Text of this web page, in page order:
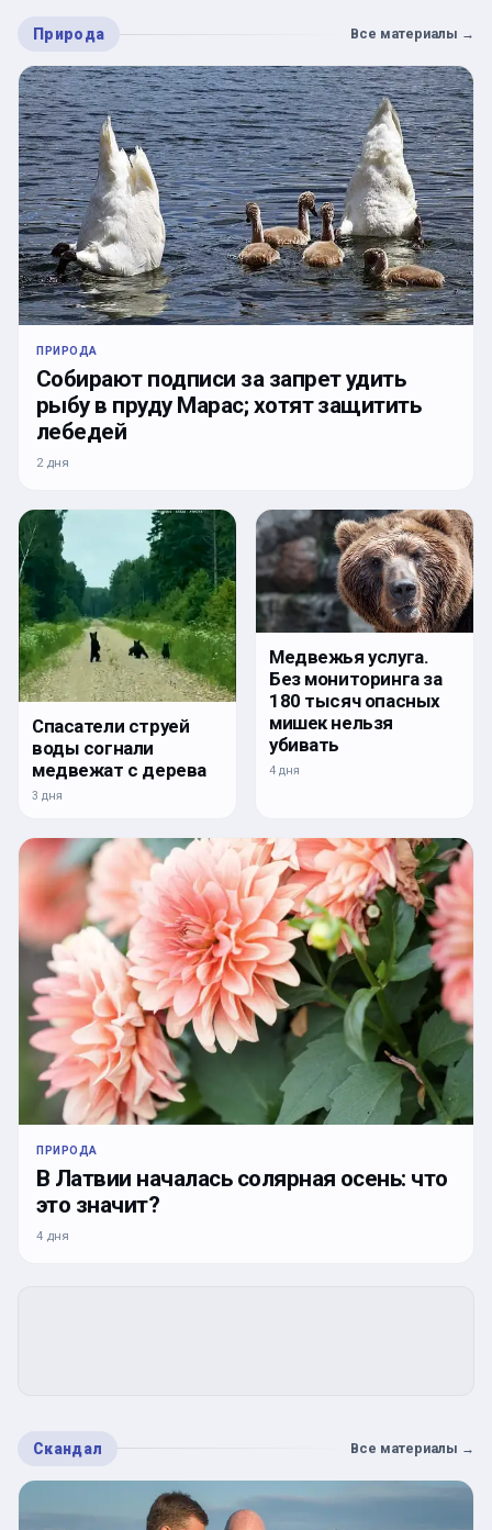
Природа Все материалы →
ПРИРОДА
Собирают подписи за запрет удить
рыбу в пруду Марас; хотят защитить
лебедей
2 дня
Спасатели струей
воды согнали
медвежат с дерева
3 дня
Медвежья услуга.
Без мониторинга за
180 тысяч опасных
мишек нельзя
убивать
4 дня
ПРИРОДА
В Латвии началась солярная осень: что
это значит?
4 дня
Скандал Все материалы →